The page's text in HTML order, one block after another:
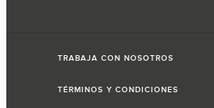
TRABAJA CON NOSOTROS
TÉRMINOS Y CONDICIONES